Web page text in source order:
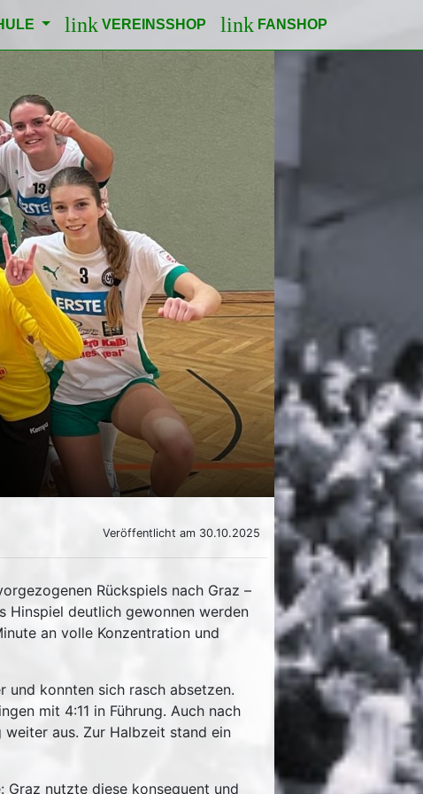
link VEREINSSHOP link FANSHOP
Veröffentlicht am 30.10.2025
Rückspiels nach Graz –
Hinspiel deutlich gewonnen werden
an volle Konzentration und
und konnten sich rasch absetzen.
mit 4:11 in Führung. Auch nach
aus. Zur Halbzeit stand ein
Graz nutzte diese konsequent und